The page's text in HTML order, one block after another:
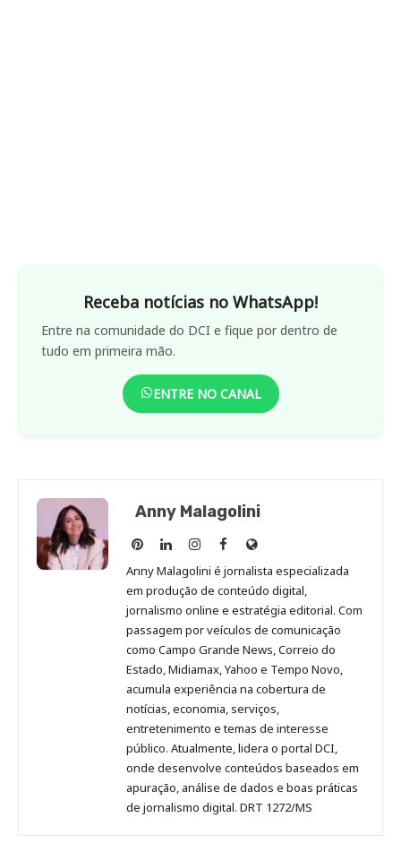
Receba notícias no WhatsApp!
Entre na comunidade do DCI e fique por dentro de
tudo em primeira mão.
ENTRE NO CANAL
Anny Malagolini
Anny
Malagolini
no
Pinterest
Anny
Malagolini
no
LinkedIn
Anny
Malagolini
no
Instagram
Anny
Malagolini
no
Facebook
Site
de
Anny
Malagolini
Anny Malagolini é jornalista especializada
em produção de conteúdo digital,
jornalismo online e estratégia editorial. Com
passagem por veículos de comunicação
como Campo Grande News, Correio do
Estado, Midiamax, Yahoo e Tempo Novo,
acumula experiência na cobertura de
notícias, economia, serviços,
entretenimento e temas de interesse
público. Atualmente, lidera o portal DCI,
onde desenvolve conteúdos baseados em
apuração, análise de dados e boas práticas
de jornalismo digital. DRT 1272/MS